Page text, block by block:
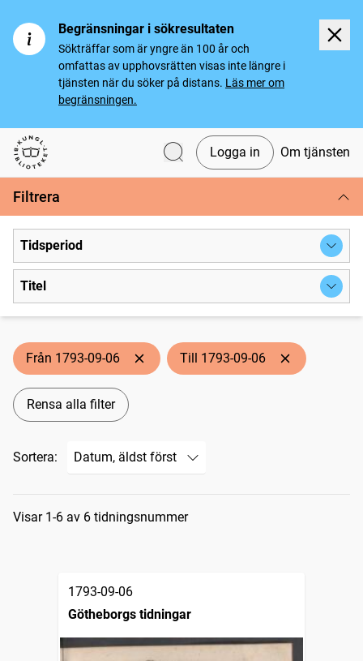
Begränsningar i sökresultaten
Sökträffar som är yngre än 100 år och
omfattas av upphovsrätten visas inte längre i
tjänsten när du söker på distans. Läs mer om
begränsningen.
Svenska tidningar
Logga in Om tjänsten
Filtrera
Tidsperiod
Titel
Från 1793-09-06 Till 1793-09-06
Rensa alla filter
Sortera:
Sökresultat
Visar 1-6 av 6 tidningsnummer
1793-09-06
Götheborgs tidningar